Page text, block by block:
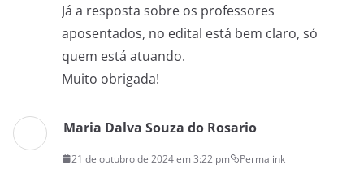
Já a resposta sobre os professores
aposentados, no edital está bem claro, só
quem está atuando.
Muito obrigada!
Maria Dalva Souza do Rosario
21 de outubro de 2024 em 3:22 pm Permalink